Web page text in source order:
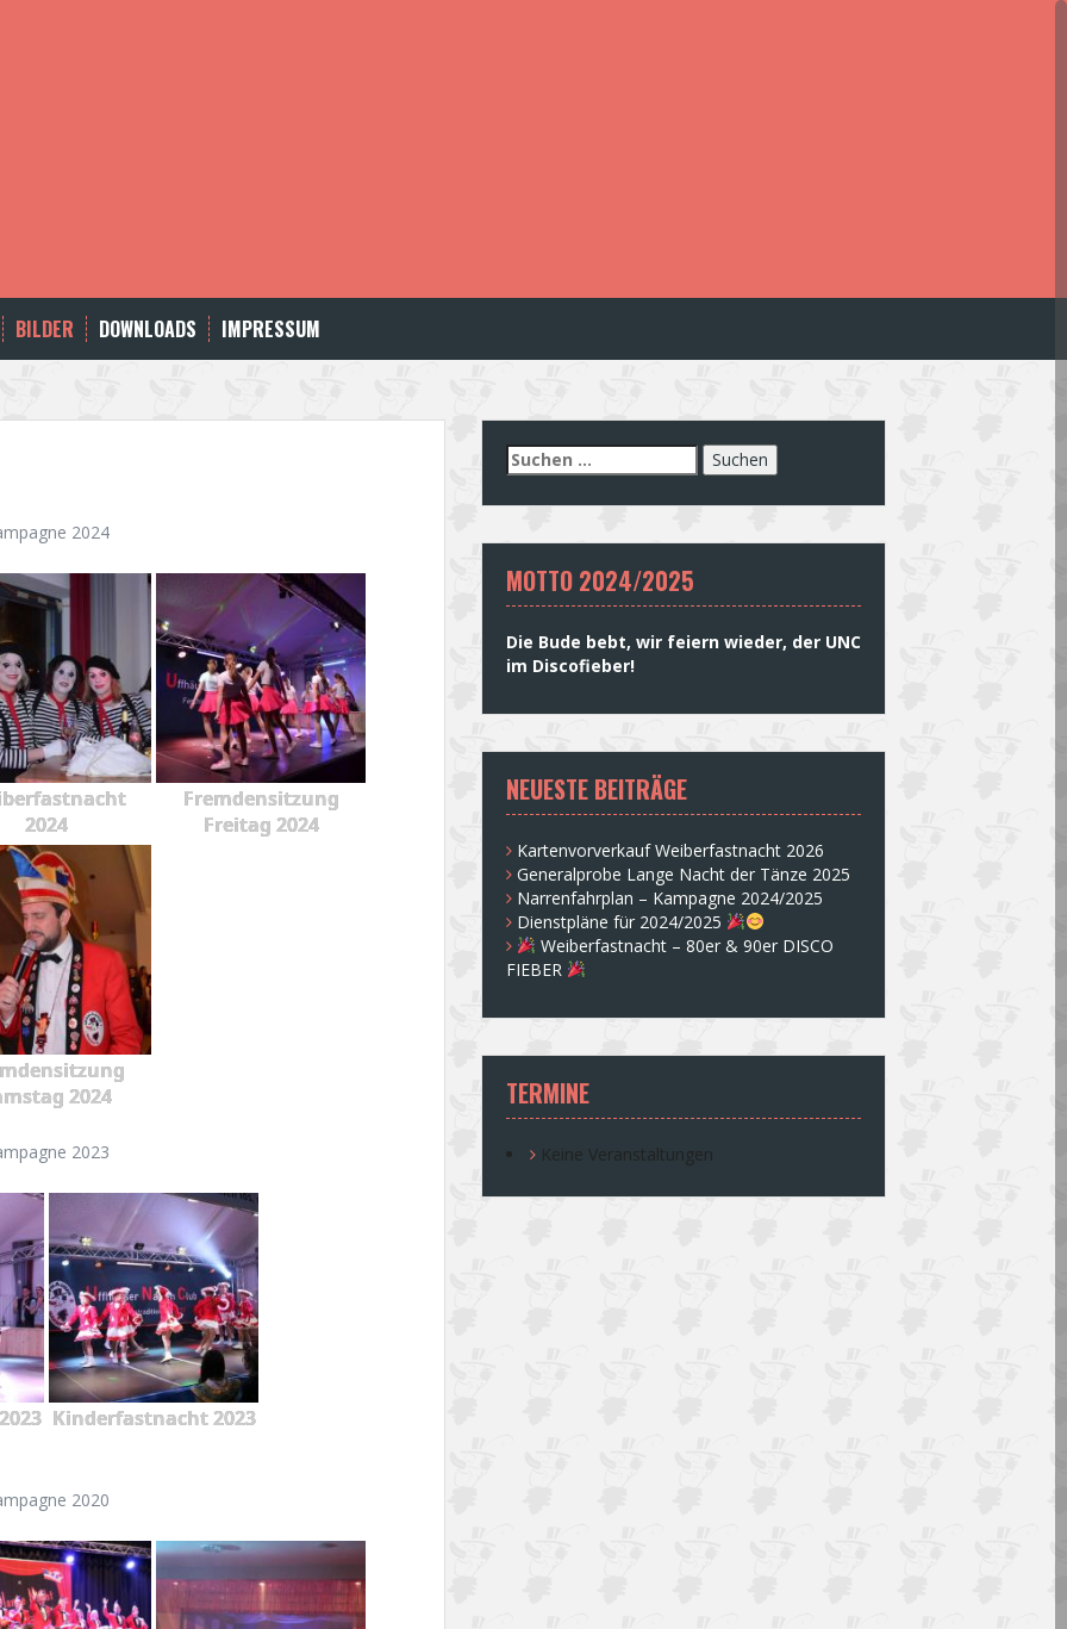
BILDER DOWNLOADS IMPRESSUM
2024
2024
Fremdensitzung
Freitag 2024
2024
2023
Kinderfastnacht 2023
2020
Suchen
nach:
MOTTO 2024/2025
Die Bude bebt, wir feiern wieder, der UNC
im Discofieber!
NEUESTE BEITRÄGE
Kartenvorverkauf Weiberfastnacht 2026
Generalprobe Lange Nacht der Tänze 2025
Narrenfahrplan – Kampagne 2024/2025
Dienstpläne für 2024/2025
Weiberfastnacht – 80er & 90er DISCO
FIEBER
TERMINE
Keine Veranstaltungen